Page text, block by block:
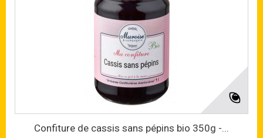
Confiture de cassis sans pépins bio 350g -...